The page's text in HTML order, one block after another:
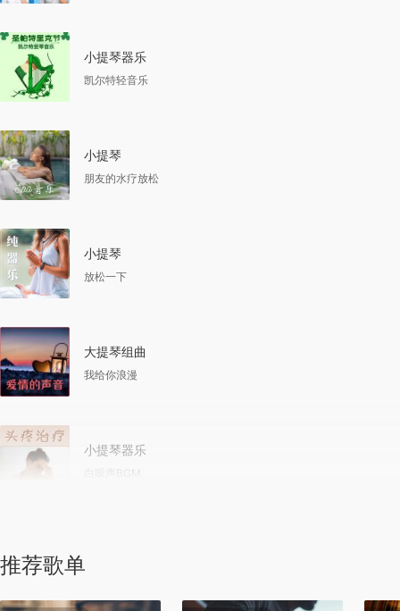
小提琴器乐
凯尔特轻音乐
小提琴
朋友的水疗放松
小提琴
放松一下
大提琴组曲
我给你浪漫
小提琴器乐
推荐歌单